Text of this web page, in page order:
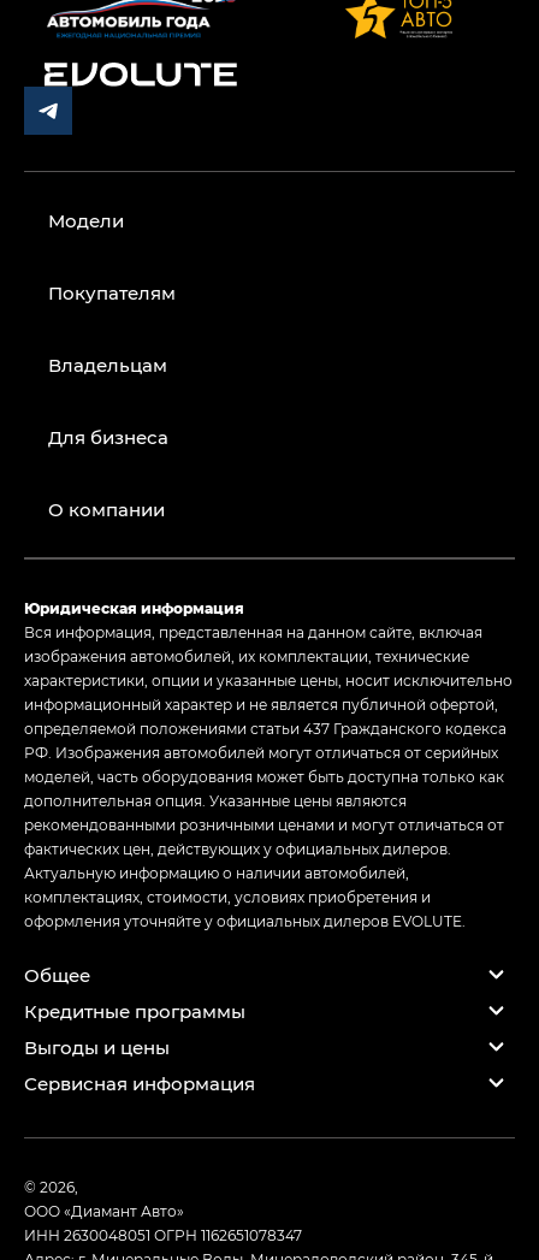
Модели
Покупателям
Владельцам
Для бизнеса
О компании
Юридическая информация
Вся информация, представленная на данном сайте, включая
изображения автомобилей, их комплектации, технические
характеристики, опции и указанные цены, носит исключительно
информационный характер и не является публичной офертой,
определяемой положениями статьи 437 Гражданского кодекса
РФ. Изображения автомобилей могут отличаться от серийных
моделей, часть оборудования может быть доступна только как
дополнительная опция. Указанные цены являются
рекомендованными розничными ценами и могут отличаться от
фактических цен, действующих у официальных дилеров.
Актуальную информацию о наличии автомобилей,
комплектациях, стоимости, условиях приобретения и
оформления уточняйте у официальных дилеров EVOLUTE.
Общее
Кредитные программы
Выгоды и цены
Сервисная информация
© 2026,
ООО «Диамант Авто»
ИНН 2630048051 ОГРН 1162651078347